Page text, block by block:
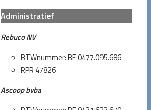
Administratief
Rebuco NV
BTWnummer: BE 0477.095.686
RPR 47826
Ascoop bvba